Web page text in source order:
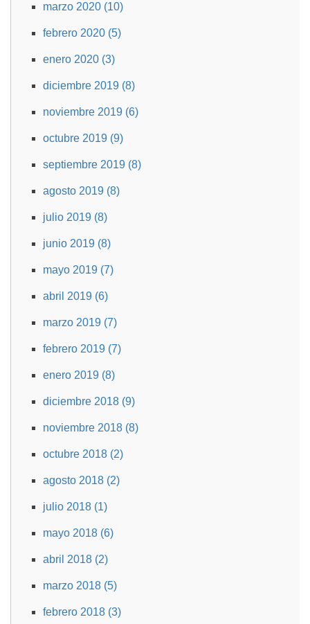
marzo 2020 (10)
febrero 2020 (5)
enero 2020 (3)
diciembre 2019 (8)
noviembre 2019 (6)
octubre 2019 (9)
septiembre 2019 (8)
agosto 2019 (8)
julio 2019 (8)
junio 2019 (8)
mayo 2019 (7)
abril 2019 (6)
marzo 2019 (7)
febrero 2019 (7)
enero 2019 (8)
diciembre 2018 (9)
noviembre 2018 (8)
octubre 2018 (2)
agosto 2018 (2)
julio 2018 (1)
mayo 2018 (6)
abril 2018 (2)
marzo 2018 (5)
febrero 2018 (3)